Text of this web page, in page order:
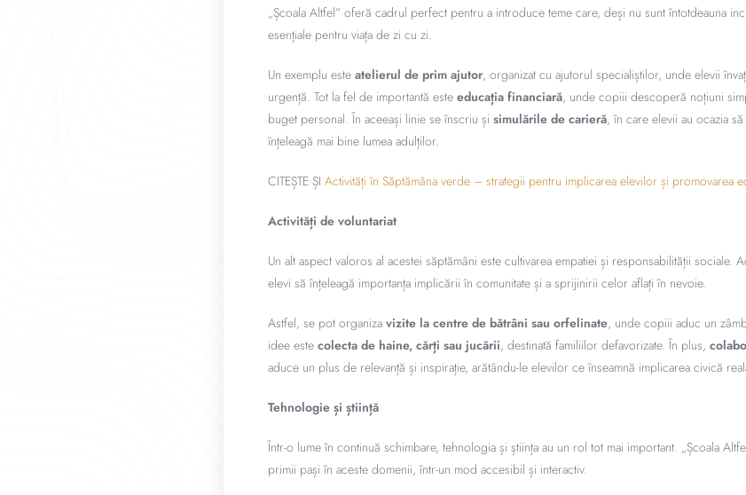
„Școala Altfel” oferă cadrul perfect pentru a introduce teme care, deși nu sunt întotdeauna
esențiale pentru viața de zi cu zi.
Un exemplu este atelierul de prim ajutor, organizat cu ajutorul specialiștilor, unde elevii
urgență. Tot la fel de importantă este educația financiară, unde copiii descoperă noțiuni
buget personal. În aceeași linie se înscriu și simulările de carieră, în care elevii au ocazia
înțeleagă mai bine lumea adulților.
CITEȘTE ȘI Activități în Săptămâna verde – strategii pentru implicarea elevilor și promovarea
Activități de voluntariat
Un alt aspect valoros al acestei săptămâni este cultivarea empatiei și responsabilității sociale.
elevi să înțeleagă importanța implicării în comunitate și a sprijinirii celor aflați în nevoie.
Astfel, se pot organiza vizite la centre de bătrâni sau orfelinate, unde copiii aduc un
idee este colecta de haine, cărți sau jucării, destinată familiilor defavorizate. În plus,
aduce un plus de relevanță și inspirație, arătându-le elevilor ce înseamnă implicarea civică
Tehnologie și știință
Într-o lume în continuă schimbare, tehnologia și știința au un rol tot mai important. „Școala
primii pași în aceste domenii, într-un mod accesibil și interactiv.